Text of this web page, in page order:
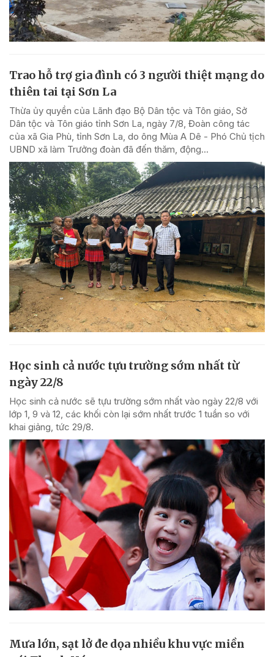
Trao hỗ trợ gia đình có 3 người thiệt mạng do
thiên tai tại Sơn La
Thừa ủy quyền của Lãnh đạo Bộ Dân tộc và Tôn giáo, Sở
Dân tộc và Tôn giáo tỉnh Sơn La, ngày 7/8, Đoàn công tác
của xã Gia Phù, tỉnh Sơn La, do ông Mùa A Dê - Phó Chủ tịch
UBND xã làm Trưởng đoàn đã đến thăm, động...
Học sinh cả nước tựu trường sớm nhất từ
ngày 22/8
Học sinh cả nước sẽ tựu trường sớm nhất vào ngày 22/8 với
lớp 1, 9 và 12, các khối còn lại sớm nhất trước 1 tuần so với
khai giảng, tức 29/8.
Mưa lớn, sạt lở đe dọa nhiều khu vực miền